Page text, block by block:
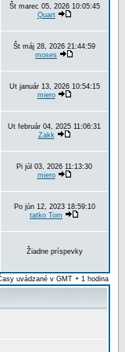
Št marec 05, 2026 10:05:45
Quart
Št máj 28, 2026 21:44:59
moses
Ut január 13, 2026 10:54:15
miero
Ut február 04, 2025 11:06:31
Zakk
Pi júl 03, 2026 11:13:30
miero
Po jún 12, 2023 18:59:10
tatko Tom
Žiadne príspevky
uvádzané v GMT + 1 hodina